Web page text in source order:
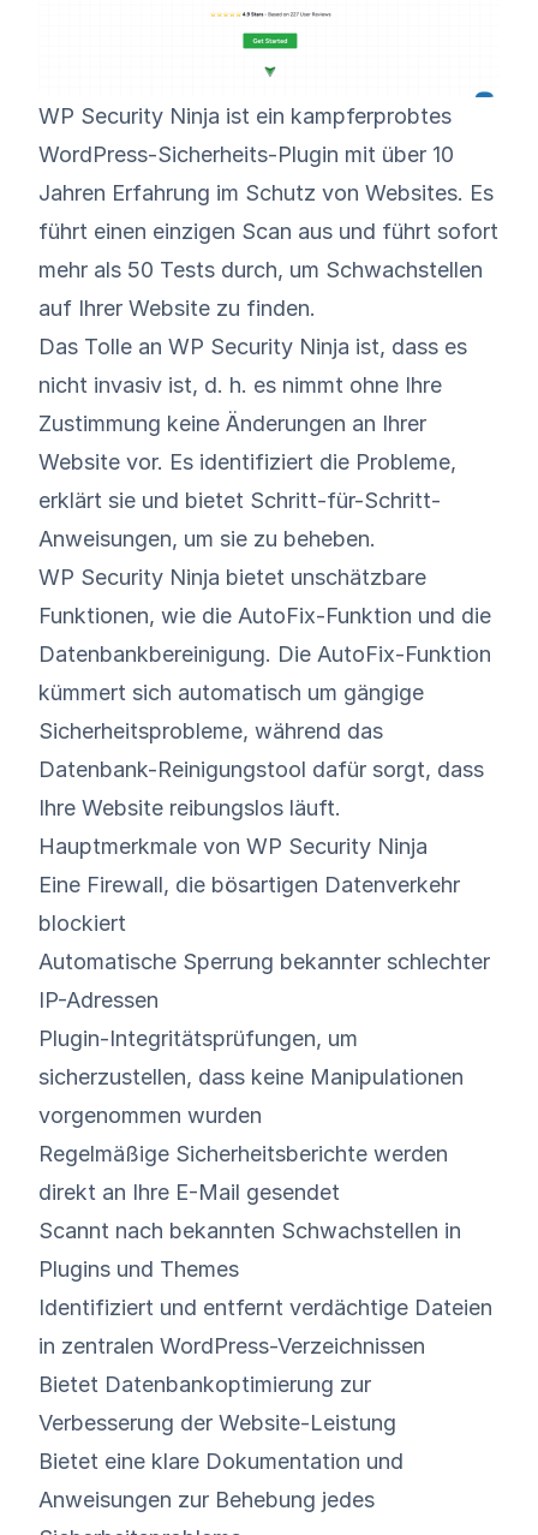
WP Security Ninja ist ein kampferprobtes
WordPress-Sicherheits-Plugin mit über 10
Jahren Erfahrung im Schutz von Websites. Es
führt einen einzigen Scan aus und führt sofort
mehr als 50 Tests durch, um Schwachstellen
auf Ihrer Website zu finden.
Das Tolle an WP Security Ninja ist, dass es
nicht invasiv ist, d. h. es nimmt ohne Ihre
Zustimmung keine Änderungen an Ihrer
Website vor. Es identifiziert die Probleme,
erklärt sie und bietet Schritt-für-Schritt-
Anweisungen, um sie zu beheben.
WP Security Ninja bietet unschätzbare
Funktionen, wie die AutoFix-Funktion und die
Datenbankbereinigung. Die AutoFix-Funktion
kümmert sich automatisch um gängige
Sicherheitsprobleme, während das
Datenbank-Reinigungstool dafür sorgt, dass
Ihre Website reibungslos läuft.
Hauptmerkmale von WP Security Ninja
Eine Firewall, die bösartigen Datenverkehr
blockiert
Automatische Sperrung bekannter schlechter
IP-Adressen
Plugin-Integritätsprüfungen, um
sicherzustellen, dass keine Manipulationen
vorgenommen wurden
Regelmäßige Sicherheitsberichte werden
direkt an Ihre E-Mail gesendet
Scannt nach bekannten Schwachstellen in
Plugins und Themes
Identifiziert und entfernt verdächtige Dateien
in zentralen WordPress-Verzeichnissen
Bietet Datenbankoptimierung zur
Verbesserung der Website-Leistung
Bietet eine klare Dokumentation und
Anweisungen zur Behebung jedes